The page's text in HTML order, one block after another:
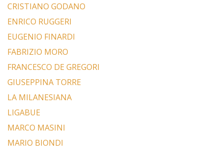
CRISTIANO GODANO
ENRICO RUGGERI
EUGENIO FINARDI
FABRIZIO MORO
FRANCESCO DE GREGORI
GIUSEPPINA TORRE
LA MILANESIANA
LIGABUE
MARCO MASINI
MARIO BIONDI